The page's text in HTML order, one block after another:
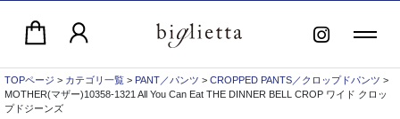
TOPページ > カテゴリ一覧 > PANT／パンツ > CROPPED PANTS／クロップドパンツ >
MOTHER(マザー)10358-1321 All You Can Eat THE DINNER BELL CROP ワイド クロッ
プドジーンズ